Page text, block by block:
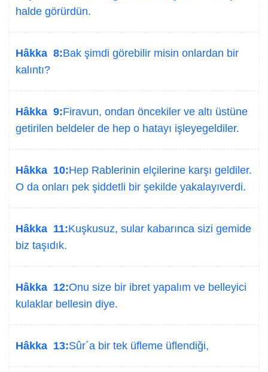
halde görürdün.
Hâkka 8:Bak şimdi görebilir misin onlardan bir
kalıntı?
Hâkka 9:Firavun, ondan öncekiler ve altı üstüne
getirilen beldeler de hep o hatayı işleyegeldiler.
Hâkka 10:Hep Rablerinin elçilerine karşı geldiler.
O da onları pek şiddetli bir şekilde yakalayıverdi.
Hâkka 11:Kuşkusuz, sular kabarınca sizi gemide
biz taşıdık.
Hâkka 12:Onu size bir ibret yapalım ve belleyici
kulaklar bellesin diye.
Hâkka 13:Sûr´a bir tek üfleme üflendiği,